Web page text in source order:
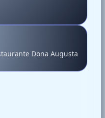
Dona Augusta